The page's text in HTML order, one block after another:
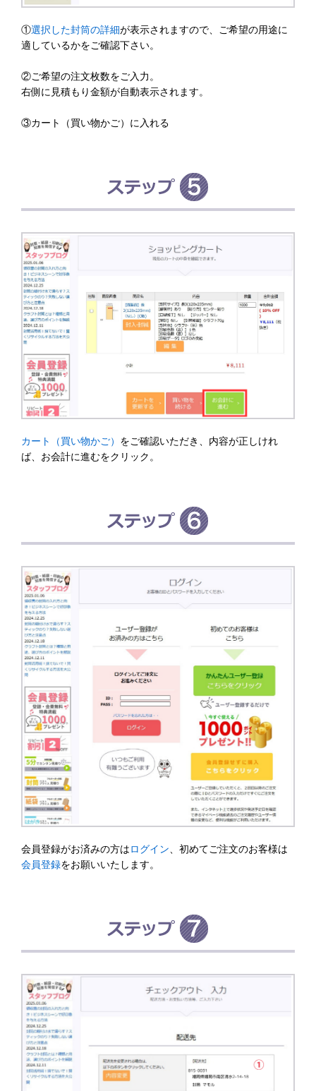
①選択した封筒の詳細が表示されますので、ご希望の用途に
適しているかをご確認下さい。
②ご希望の注文枚数をご入力。
右側に見積もり金額が自動表示されます。
③カート（買い物かご）に入れる
カート（買い物かご） をご確認いただき、内容が正しけれ
ば、お会計に進むをクリック。
会員登録がお済みの方はログイン 、初めてご注文のお客様は
会員登録をお願いいたします。